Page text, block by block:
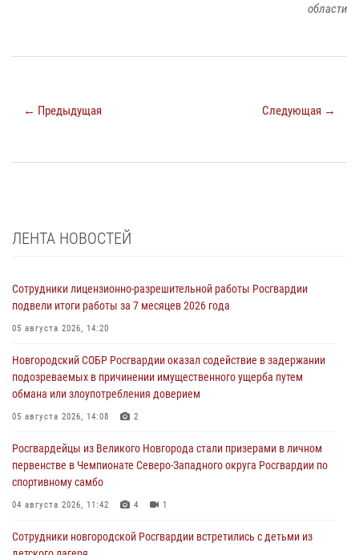
области
← Предыдущая Следующая →
ЛЕНТА НОВОСТЕЙ
Сотрудники лицензионно-разрешительной работы Росгвардии
подвели итоги работы за 7 месяцев 2026 года
05 августа 2026, 14:20
Новгородский СОБР Росгвардии оказал содействие в задержании
подозреваемых в причинении имущественного ущерба путем
обмана или злоупотребления доверием
05 августа 2026, 14:08 2
Росгвардейцы из Великого Новгорода стали призерами в личном
первенстве в Чемпионате Северо-Западного округа Росгвардии по
спортивному самбо
04 августа 2026, 11:42 4 1
Сотрудники новгородской Росгвардии встретились с детьми из